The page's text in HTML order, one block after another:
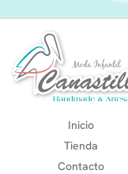
Inicio
Tienda
Contacto